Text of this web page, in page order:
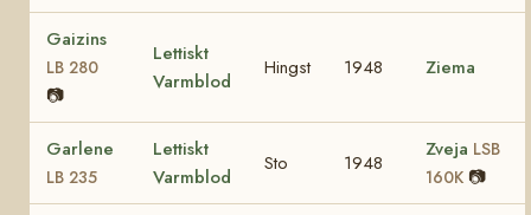
Gaizins
LB 280
📷
Lettiskt
Varmblod
Hingst 1948 Ziema
Garlene
LB 235
Lettiskt
Varmblod
Sto 1948
Zveja LSB
160K 📷